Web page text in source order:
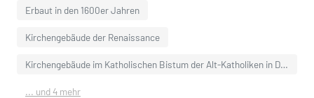
Erbaut in den 1600er Jahren
Kirchengebäude der Renaissance
Kirchengebäude im Katholischen Bistum der Alt-Katholiken in Deutschland
... und 4 mehr